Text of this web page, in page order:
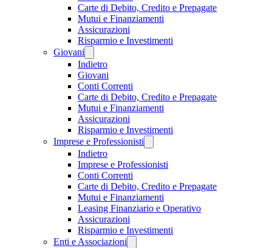
Carte di Debito, Credito e Prepagate
Mutui e Finanziamenti
Assicurazioni
Risparmio e Investimenti
Giovani
Indietro
Giovani
Conti Correnti
Carte di Debito, Credito e Prepagate
Mutui e Finanziamenti
Assicurazioni
Risparmio e Investimenti
Imprese e Professionisti
Indietro
Imprese e Professionisti
Conti Correnti
Carte di Debito, Credito e Prepagate
Mutui e Finanziamenti
Leasing Finanziario e Operativo
Assicurazioni
Risparmio e Investimenti
Enti e Associazioni